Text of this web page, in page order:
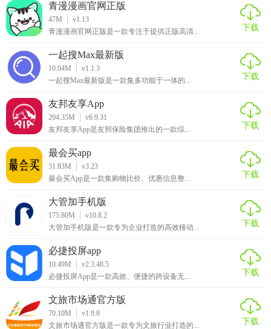
竞争力。
【慧学星测评】
慧学星凭借其强大的功能性和创新性设计，在提升教学质
量、促进学生个性化学习方面表现出色。其智能化、个性化
的一股革新力量。
青漫漫画官网正版
47M
v1.13
青漫漫画官网正版是一款专注于提供正版高清...
下载
一起搜Max最新版
10.04M
v1.1.3
一起搜Max最新版是一款集多功能于一体的...
下载
友邦友享App
204.35M
v6.9.31
友邦友享App是友邦保险集团推出的一款综...
下载
最会买app
31.83M
v3.23
最会买App是一款集购物比价、优惠信息整...
下载
大管加手机版
175.80M
v10.8.2
大管加手机版是一款专为企业打造的高效移动...
下载
必捷投屏app
10.49M
v2.3.48.5
必捷投屏App是一款高效、便捷的跨设备无...
下载
文旅市场通官方版
70.10M
v1.9.8
文旅市场通官方版是一款专为文旅行业打造的...
下载